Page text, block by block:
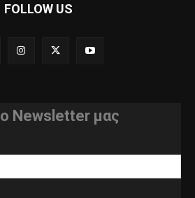
FOLLOW US
Newsletter μας